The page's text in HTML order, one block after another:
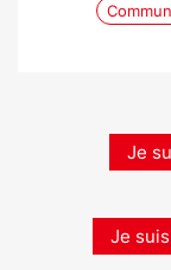
Je
Je